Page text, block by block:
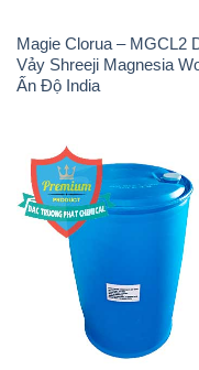
Magie Clorua – MGCL2
Vảy Shreeji Magnesia
Ấn Độ India